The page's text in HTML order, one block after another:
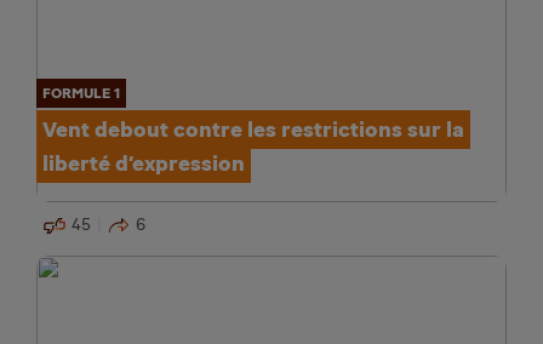
FORMULE 1
Vent debout contre les restrictions sur la
liberté d’expression
45 6